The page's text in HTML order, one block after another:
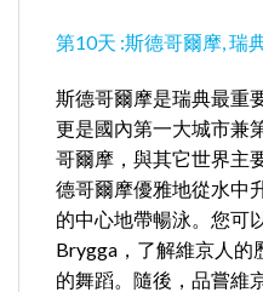
第10天 :斯德哥爾摩, 瑞
斯德哥爾摩是瑞典最重
更是國內第一大城市兼
哥爾摩，與其它世界主
德哥爾摩優雅地從水中
的中心地帶暢泳。您可
Brygga，了解維京人的
的舞蹈。隨後，品嘗維